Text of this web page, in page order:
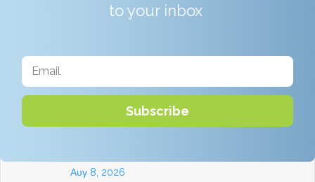
Recent
ότι η Ελλάδα δεν είναι μόνο όμορφες
παραλίες
Αυγ 8, 2026
to your inbox
Subscribe